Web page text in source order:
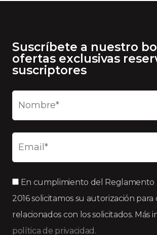
Suscríbete a nuestro
ofertas exclusivas
suscriptores
En cumplimiento del Reglamento
2016 solicitamos su autorización
relacionados con los solicitados. Más
política de privacidad.